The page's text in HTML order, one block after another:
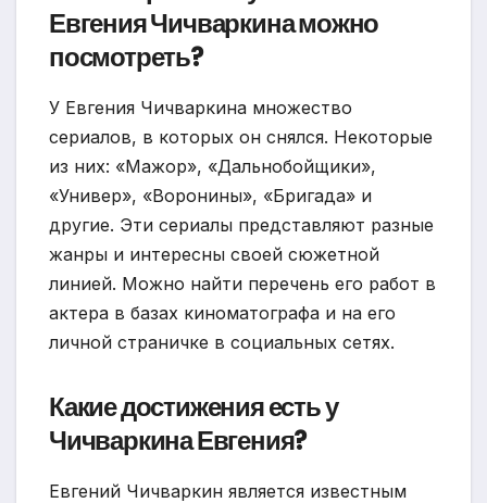
Евгения Чичваркина можно
посмотреть?
У Евгения Чичваркина множество
сериалов, в которых он снялся. Некоторые
из них: «Мажор», «Дальнобойщики»,
«Универ», «Воронины», «Бригада» и
другие. Эти сериалы представляют разные
жанры и интересны своей сюжетной
линией. Можно найти перечень его работ в
актера в базах киноматографа и на его
личной страничке в социальных сетях.
Какие достижения есть у
Чичваркина Евгения?
Евгений Чичваркин является известным